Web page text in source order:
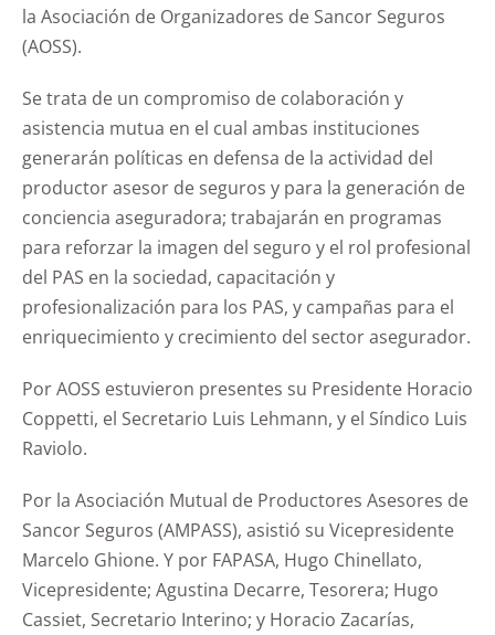
la Asociación de Organizadores de Sancor Seguros
(AOSS).
Se trata de un compromiso de colaboración y
asistencia mutua en el cual ambas instituciones
generarán políticas en defensa de la actividad del
productor asesor de seguros y para la generación de
conciencia aseguradora; trabajarán en programas
para reforzar la imagen del seguro y el rol profesional
del PAS en la sociedad, capacitación y
profesionalización para los PAS, y campañas para el
enriquecimiento y crecimiento del sector asegurador.
Por AOSS estuvieron presentes su Presidente Horacio
Coppetti, el Secretario Luis Lehmann, y el Síndico Luis
Raviolo.
Por la Asociación Mutual de Productores Asesores de
Sancor Seguros (AMPASS), asistió su Vicepresidente
Marcelo Ghione. Y por FAPASA, Hugo Chinellato,
Vicepresidente; Agustina Decarre, Tesorera; Hugo
Cassiet, Secretario Interino; y Horacio Zacarías,